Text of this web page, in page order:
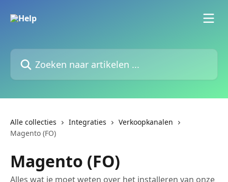
Zoeken naar artikelen ...
Alle collecties Integraties
Verkoopkanalen
Magento (FO)
Magento (FO)
Alles wat je moet weten over het installeren van onze